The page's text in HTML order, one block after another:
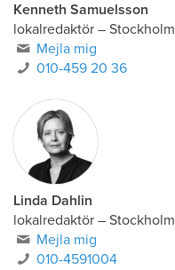
Kenneth Samuelsson
lokalredaktör – Stockholm
Mejla mig
010-459 20 36
Linda Dahlin
lokalredaktör – Stockholm
Mejla mig
010-4591004